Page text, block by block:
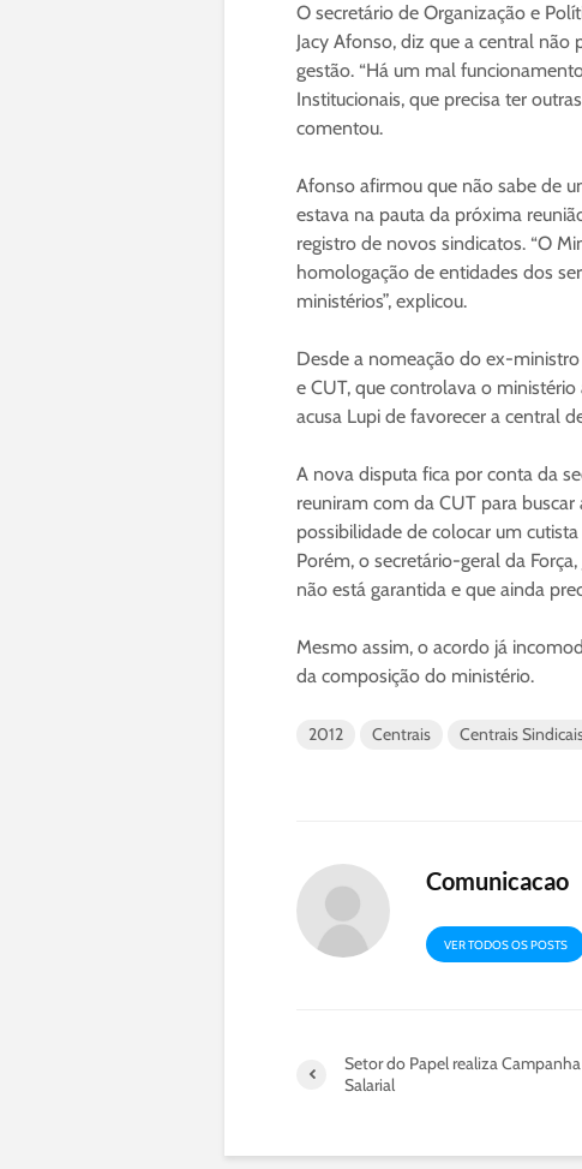
O secretário de Organização e
Jacy Afonso, diz que a central não
gestão. “Há um mal
Institucionais, que precisa ter
comentou.
Afonso afirmou que não sabe de
estava na pauta da próxima
registro de novos sindicatos. “O
homologação de entidades dos
ministérios”, explicou.
Desde a nomeação do ex-
e CUT, que controlava o
acusa Lupi de favorecer a central
A nova disputa fica por conta da
reuniram com da CUT para
possibilidade de colocar um
Porém, o secretário-geral da
não está garantida e que ainda
Mesmo assim, o acordo já
da composição do ministério.
2012 Centrais Centrais
Comunicacao
VER TODOS OS POSTS
Setor do Papel realiza Campanha
Salarial